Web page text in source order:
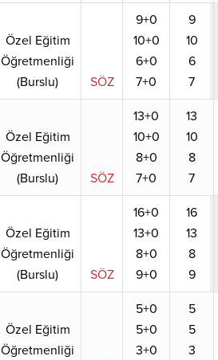
Özel Eğitim
Öğretmenliği
(Burslu)
SÖZ
9+0
10+0
6+0
7+0
9
10
6
7
Özel Eğitim
Öğretmenliği
(Burslu)
SÖZ
13+0
10+0
8+0
7+0
13
10
8
7
Özel Eğitim
Öğretmenliği
(Burslu)
SÖZ
16+0
13+0
8+0
9+0
16
13
8
9
Özel Eğitim
Öğretmenliği
5+0
5+0
3+0
5
5
3